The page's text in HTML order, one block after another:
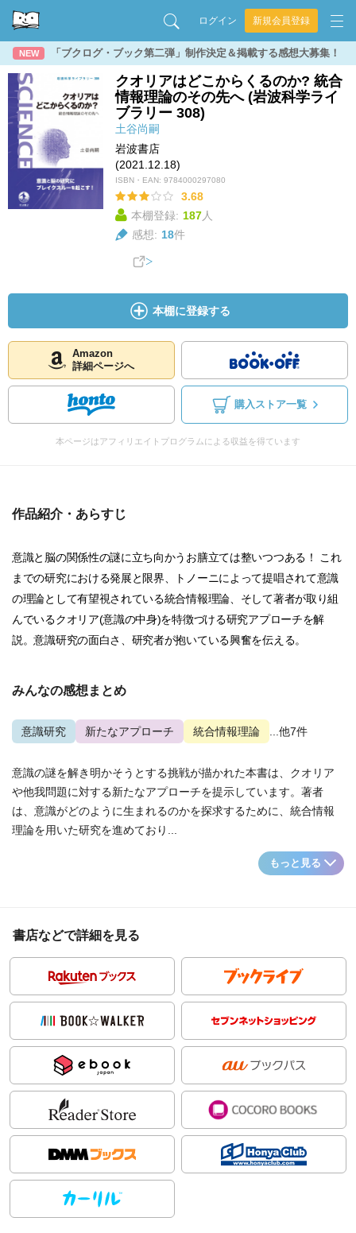
ログイン 新規会員登録
NEW 「ブクログ・ブック第二弾」制作決定＆掲載する感想大募集！
クオリアはどこからくるのか? 統合
情報理論のその先へ (岩波科学ライ
ブラリー 308)
土谷尚嗣
岩波書店
(2021.12.18)
ISBN・EAN: 9784000297080
3.68
本棚登録: 187人
感想: 18件
本棚に登録する
Amazon
詳細ページへ
購入ストア一覧
本ページはアフィリエイトプログラムによる収益を得ています
作品紹介・あらすじ
意識と脳の関係性の謎に立ち向かうお膳立ては整いつつある！ これ
までの研究における発展と限界、トノーニによって提唱されて意識
の理論として有望視されている統合情報理論、そして著者が取り組
んでいるクオリア(意識の中身)を特徴づける研究アプローチを解
説。意識研究の面白さ、研究者が抱いている興奮を伝える。
みんなの感想まとめ
意識研究 新たなアプローチ 統合情報理論 ...他7件
意識の謎を解き明かそうとする挑戦が描かれた本書は、クオリア
や他我問題に対する新たなアプローチを提示しています。著者
は、意識がどのように生まれるのかを探求するために、統合情報
理論を用いた研究を進めており...
もっと見る
書店などで詳細を見る